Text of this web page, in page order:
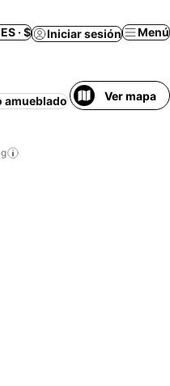
ES · $ Iniciar sesión Menú
amueblado MascotasVer mapa